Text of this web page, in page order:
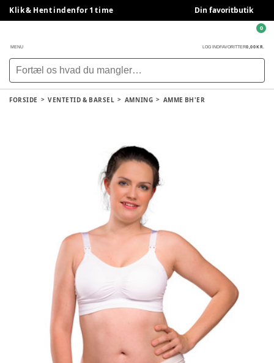
Klik & Hent indenfor 1 time Din favoritbutik
MENU LOG INDFAVORITTER0,00 KR.
0
FORSIDE VENTETID & BARSEL AMNING AMME BH'ER